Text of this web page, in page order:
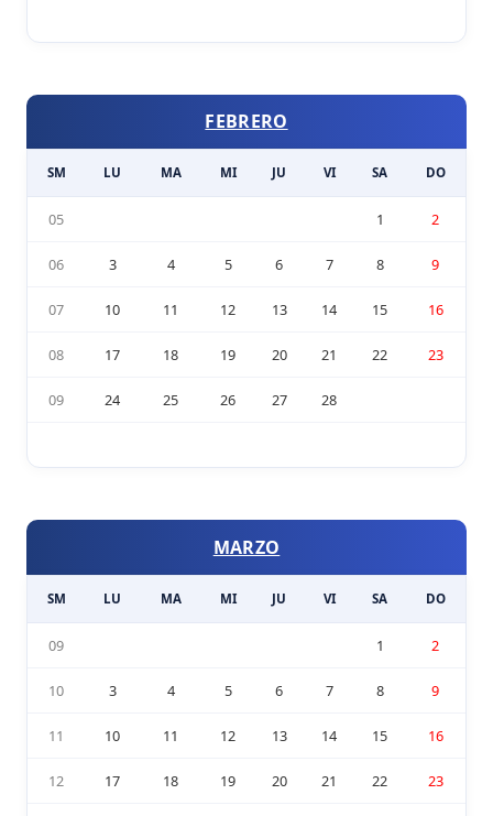
FEBRERO
SM LU MA MI JU VI SA DO
05 1 2
06 3 4 5 6 7 8 9
07 10 11 12 13 14 15 16
08 17 18 19 20 21 22 23
09 24 25 26 27 28
MARZO
SM LU MA MI JU VI SA DO
09 1 2
10 3 4 5 6 7 8 9
11 10 11 12 13 14 15 16
12 17 18 19 20 21 22 23